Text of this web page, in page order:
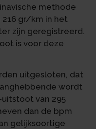
methode
gr/km in het
zijn geregistreerd.
is voor deze
uitgesloten, dat
wordt
uitstoot van 295
dan de bpm
gelijksoortige